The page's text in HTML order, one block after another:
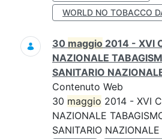
WORLD NO TOBACCO
30 maggio 2014 - XVI
NAZIONALE
SANITARIO
Contenuto Web
30 maggio 2014 - XVI
NAZIONALE
SANITARIO NAZIONALE